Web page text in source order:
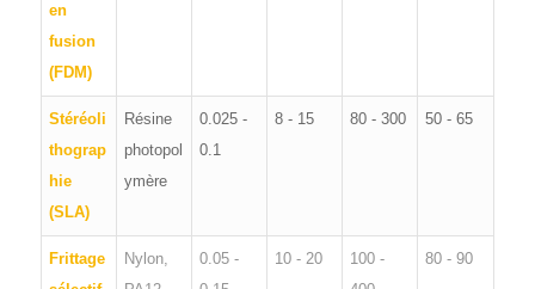
en
fusion
(FDM)
Stéréoli
thograp
hie
(SLA)
Résine
photopol
ymère
0.025 -
0.1
8 - 15 80 - 300 50 - 65
Frittage
Nylon,
0.05 -
10 - 20
100 -
80 - 90